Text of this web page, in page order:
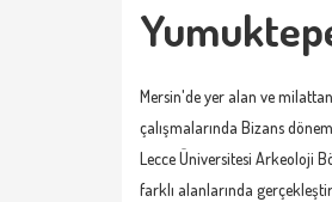
Mersin'de yer alan ve
çalışmalarında Bizans
Lecce Üniversitesi Arkeoloji
farklı alanlarında